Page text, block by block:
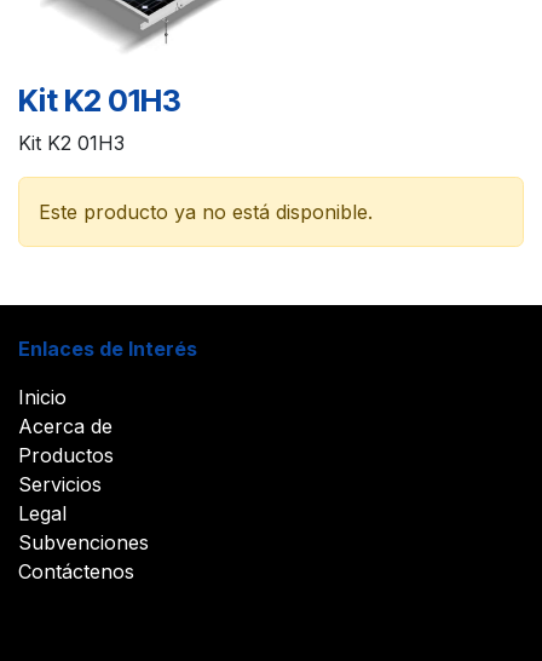
Kit K2 01H3
Kit K2 01H3
Este producto ya no está disponible.
Enlaces de Interés
Inicio
Acerca de
Productos
Servicios
Legal
Subvenciones
Contáctenos